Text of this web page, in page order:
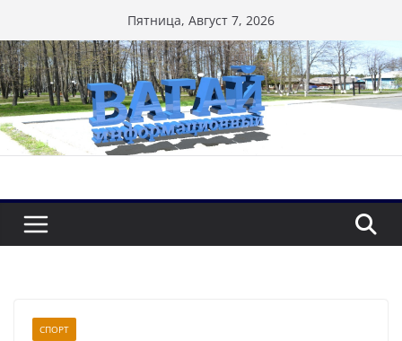
к
содержимому
Пятница, Август 7, 2026
СПОРТ